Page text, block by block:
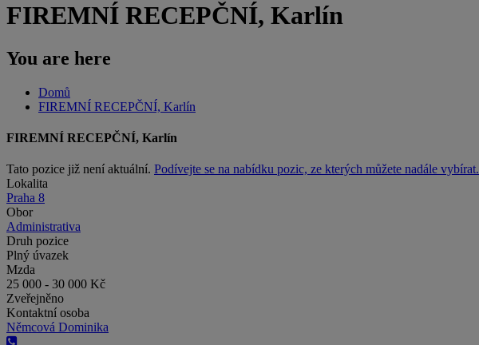
FIREMNÍ RECEPČNÍ, Karlín
You are here
Domů
FIREMNÍ RECEPČNÍ, Karlín
FIREMNÍ RECEPČNÍ, Karlín
Tato pozice již není aktuální. Podívejte se na nabídku pozic, ze kterých můžete nadále vybírat.
Lokalita
Praha 8
Obor
Administrativa
Druh pozice
Plný úvazek
Mzda
25 000 - 30 000 Kč
Zveřejněno
Kontaktní osoba
Němcová Dominika